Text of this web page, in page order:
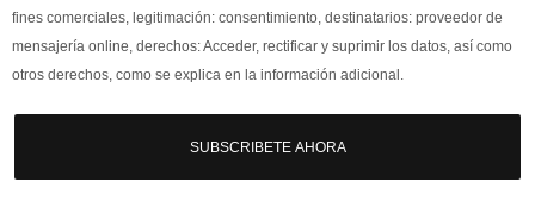
fines comerciales, legitimación: consentimiento, destinatarios: proveedor de
mensajería online, derechos: Acceder, rectificar y suprimir los datos, así como
otros derechos, como se explica en la información adicional.
SUBSCRIBETE AHORA